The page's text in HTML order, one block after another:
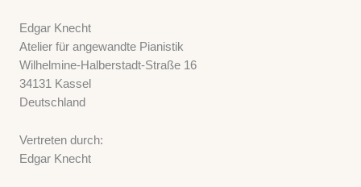
Edgar Knecht
Atelier für angewandte Pianistik
Wilhelmine-Halberstadt-Straße 16
34131 Kassel
Deutschland
Vertreten durch:
Edgar Knecht